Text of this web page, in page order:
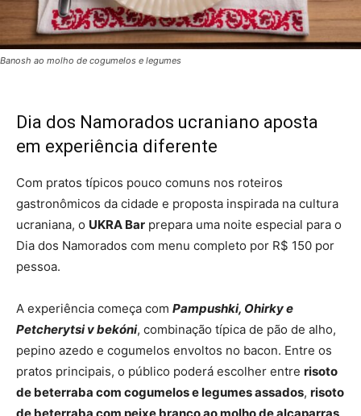
Banosh ao molho de cogumelos e legumes
Dia dos Namorados ucraniano aposta
em experiência diferente
Com pratos típicos pouco comuns nos roteiros
gastronômicos da cidade e proposta inspirada na cultura
ucraniana, o UKRA Bar prepara uma noite especial para o
Dia dos Namorados com menu completo por R$ 150 por
pessoa.
A experiência começa com Pampushki, Ohirky e
Petcherytsi v bekóni, combinação típica de pão de alho,
pepino azedo e cogumelos envoltos no bacon. Entre os
pratos principais, o público poderá escolher entre risoto
de beterraba com cogumelos e legumes assados, risoto